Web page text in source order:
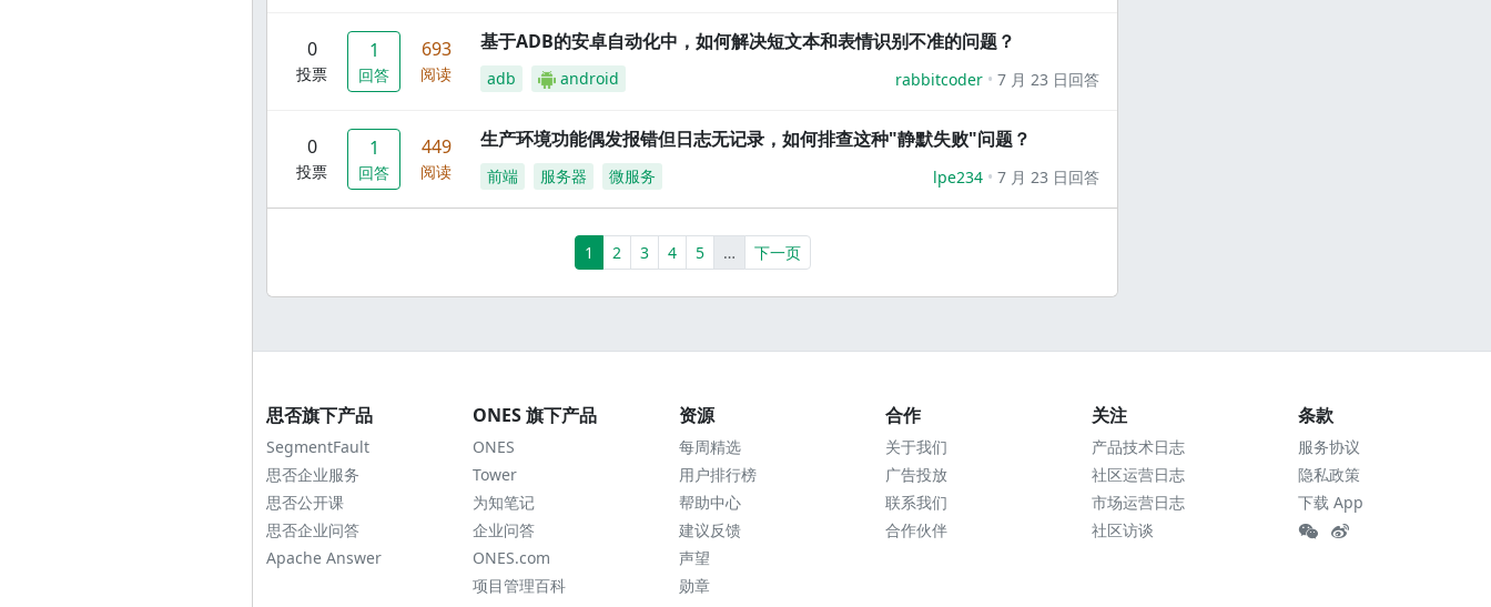
0
投票
1
回答
693
阅读
基于ADB的安卓自动化中，如何解决短文本和表情识别不准的问题？
adb android rabbitcoder 7 月 23 日回答
0
投票
1
回答
449
阅读
生产环境功能偶发报错但日志无记录，如何排查这种"静默失败"问题？
前端 服务器 微服务 lpe234 7 月 23 日回答
1 (current)
2 3 4 5 …More下一页
思否旗下产品
SegmentFault
思否企业服务
思否公开课
思否企业问答
Apache Answer
ONES 旗下产品
ONES
Tower
为知笔记
企业问答
ONES.com
项目管理百科
资源
每周精选
用户排行榜
帮助中心
建议反馈
声望
勋章
合作
关于我们
广告投放
联系我们
合作伙伴
关注
产品技术日志
社区运营日志
市场运营日志
社区访谈
条款
服务协议
隐私政策
下载 App